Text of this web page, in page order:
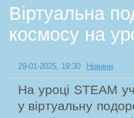
Віртуальна
космосу на
29-01-2025, 19:30 Новини
На уроці STEAM
у віртуальну